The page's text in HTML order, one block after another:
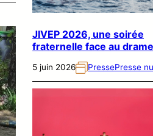
JIVEP 2026, une soirée
fraternelle face au drame
5 juin 2026 PressePresse